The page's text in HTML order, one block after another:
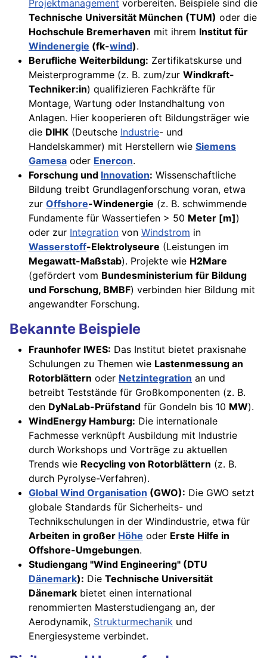
Projektmanagement vorbereiten. Beispiele sind die
Technische Universität München (TUM) oder die
Hochschule Bremerhaven mit ihrem Institut für
Windenergie (fk-wind).
Berufliche Weiterbildung: Zertifikatskurse und
Meisterprogramme (z. B. zum/zur Windkraft-
Techniker:in) qualifizieren Fachkräfte für
Montage, Wartung oder Instandhaltung von
Anlagen. Hier kooperieren oft Bildungsträger wie
die DIHK (Deutsche Industrie- und
Handelskammer) mit Herstellern wie Siemens
Gamesa oder Enercon.
Forschung und Innovation: Wissenschaftliche
Bildung treibt Grundlagenforschung voran, etwa
zur Offshore-Windenergie (z. B. schwimmende
Fundamente für Wassertiefen > 50 Meter [m])
oder zur Integration von Windstrom in
Wasserstoff-Elektrolyseure (Leistungen im
Megawatt-Maßstab). Projekte wie H2Mare
(gefördert vom Bundesministerium für Bildung
und Forschung, BMBF) verbinden hier Bildung mit
angewandter Forschung.
Bekannte Beispiele
Fraunhofer IWES: Das Institut bietet praxisnahe
Schulungen zu Themen wie Lastenmessung an
Rotorblättern oder Netzintegration an und
betreibt Teststände für Großkomponenten (z. B.
den DyNaLab-Prüfstand für Gondeln bis 10 MW).
WindEnergy Hamburg: Die internationale
Fachmesse verknüpft Ausbildung mit Industrie
durch Workshops und Vorträge zu aktuellen
Trends wie Recycling von Rotorblättern (z. B.
durch Pyrolyse-Verfahren).
Global Wind Organisation (GWO): Die GWO setzt
globale Standards für Sicherheits- und
Technikschulungen in der Windindustrie, etwa für
Arbeiten in großer Höhe oder Erste Hilfe in
Offshore-Umgebungen.
Studiengang "Wind Engineering" (DTU
Dänemark): Die Technische Universität
Dänemark bietet einen international
renommierten Masterstudiengang an, der
Aerodynamik, Strukturmechanik und
Energiesysteme verbindet.